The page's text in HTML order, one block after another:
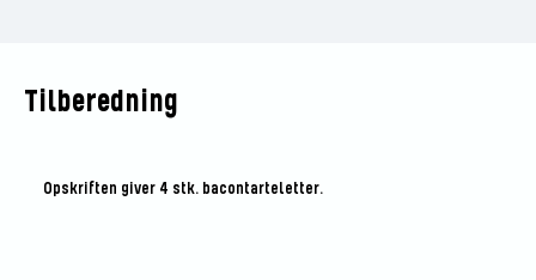
Tilberedning
Opskriften giver 4 stk. bacontarteletter.